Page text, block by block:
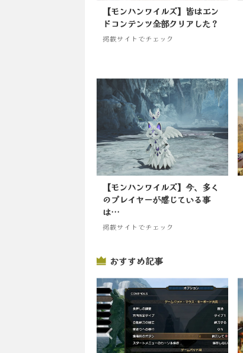
【モンハンワイルズ】皆はエン
ドコンテンツ全部クリアした？
掲載サイトでチェック
【モンハンワイルズ】今、多く
のプレイヤーが感じている事
は…
掲載サイトでチェック
おすすめ記事